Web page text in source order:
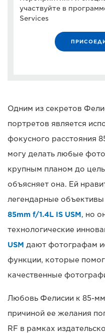
участвуйте в
Services
Одним из секретов
портретов является
фокусного расстояния
могу делать любые
крупным планом до
объясняет она. Ей
легендарные объективы
85mm f/1.4L IS USM, но
технологические
USM дают фотографам
функции, которые
качественные
Любовь Фелисии к 85-мм
причиной ее желания
RF в рамках